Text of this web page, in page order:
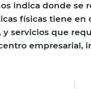
indica donde se
físicas tiene en
servicios que
empresarial,